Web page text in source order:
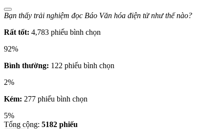
Bạn thấy trải nghiệm đọc Báo Văn hóa điện tử như thế nào?
Rất tốt: 4,783 phiếu bình chọn
92%
Bình thường: 122 phiếu bình chọn
2%
Kém: 277 phiếu bình chọn
5%
Tổng cộng: 5182 phiếu